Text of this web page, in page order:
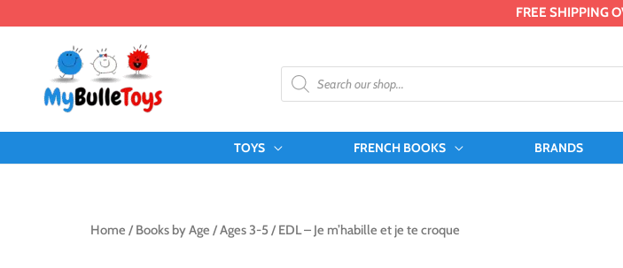
FREE SHIPPING
Products
search
TOYS FRENCH BOOKS BRANDS
Home / Books by Age /Ages 3-5/ EDL – Je m’habille et je te croque